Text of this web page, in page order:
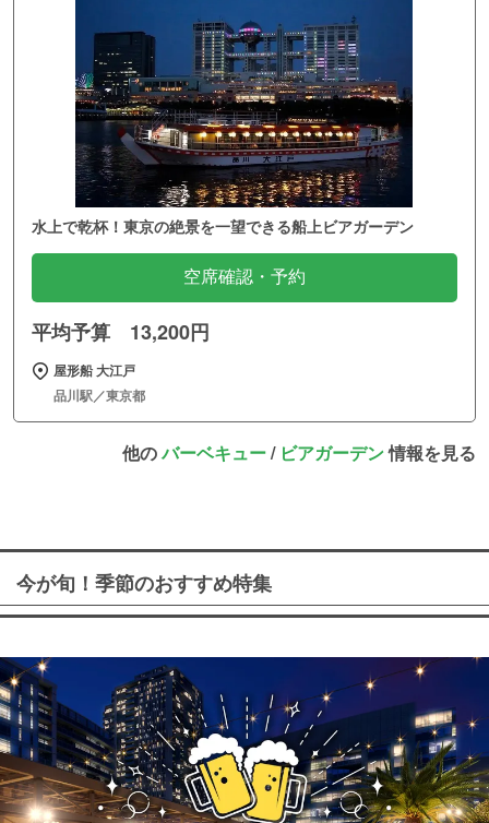
水上で乾杯！東京の絶景を一望できる船上ビアガーデン
空席確認・予約
平均予算 13,200円
屋形船 大江戸
品川駅／東京都
他のバーベキュー/ ビアガーデン情報を見る
今が旬！季節のおすすめ特集